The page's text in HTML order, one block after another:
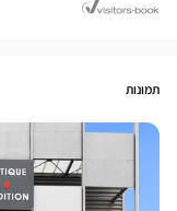
תמונות